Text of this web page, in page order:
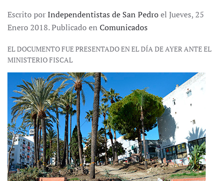
Escrito porIndependentistas de San Pedroel Jueves, 25
Enero 2018. Publicado en Comunicados
EL DOCUMENTO FUE PRESENTADO EN EL DÍA DE AYER ANTE EL
MINISTERIO FISCAL